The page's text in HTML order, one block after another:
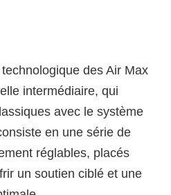
des Air Max
intermédiaire, qui
avec le système
en une série de
réglables, placés
un soutien ciblé et une